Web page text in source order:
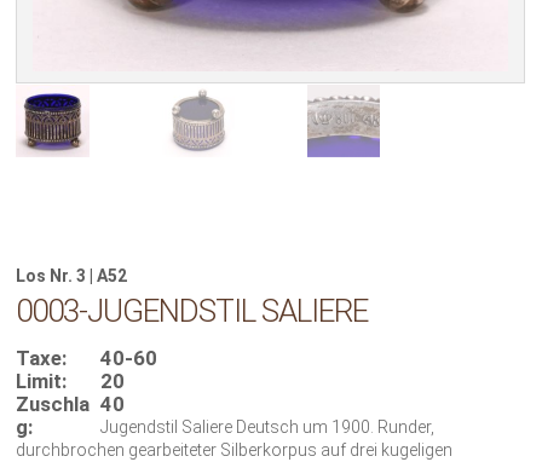
Los Nr. 3 | A52
0003-JUGENDSTIL SALIERE
Taxe:
40-60
Limit:
20
Zuschla
g:
40
Jugendstil Saliere Deutsch um 1900. Runder,
durchbrochen gearbeiteter Silberkorpus auf drei kugeligen